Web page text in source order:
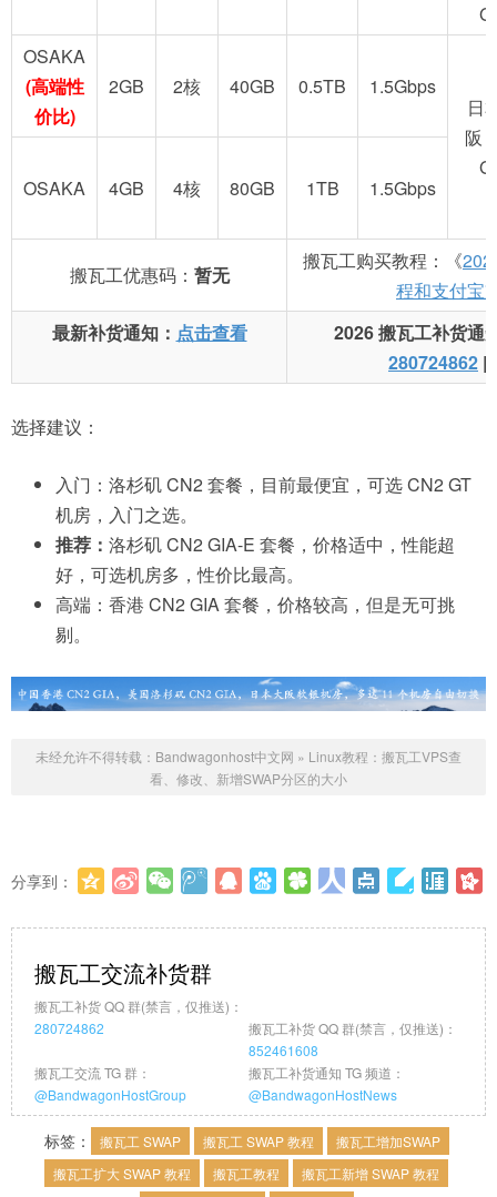
OSAKA
(高端性
价比)
2GB 2核 40GB 0.5TB
1.5Gbps
日
阪
OSAKA
4GB 4核 80GB 1TB 1.5Gbps
搬瓦工优惠码： 暂无
搬瓦工购买教程：《
程和支付宝
最新补货通知： 点击查看
2026 搬瓦工补货通
280724862 |
选择建议：
入门：洛杉矶 CN2 套餐，目前最便宜，可选 CN2 GT
机房，入门之选。
推荐： 洛杉矶 CN2 GIA-E 套餐，价格适中，性能超
好，可选机房多，性价比最高。
高端：香港 CN2 GIA 套餐，价格较高，但是无可挑
剔。
未经允许不得转载： Bandwagonhost中文网 » Linux教程：搬瓦工VPS查
看、修改、新增SWAP分区的大小
分享到：
搬瓦工交流补货群
搬瓦工补货 QQ 群(禁言，仅推送)：
280724862
搬瓦工补货 QQ 群(禁言，仅推送)：
852461608
搬瓦工交流 TG 群：
@BandwagonHostGroup
搬瓦工补货通知 TG 频道：
@BandwagonHostNews
标签： 搬瓦工 SWAP 搬瓦工 SWAP 教程
搬瓦工增加SWAP
搬瓦工扩大 SWAP 教程
搬瓦工教程
搬瓦工新增 SWAP 教程